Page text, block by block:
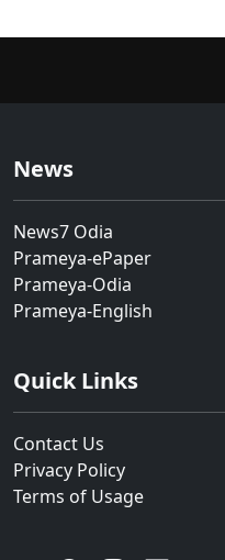
News
News7 Odia
Prameya-ePaper
Prameya-Odia
Prameya-English
Quick Links
Contact Us
Privacy Policy
Terms of Usage